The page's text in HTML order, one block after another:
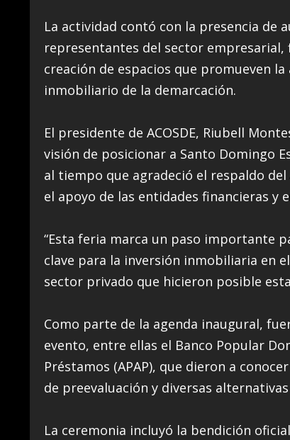
La actividad contó con la presencia de
representantes del sector
creación de espacios que promueven
inmobiliario de la demarcación.
El presidente de ACOSDE, Riubell
visión de posicionar a Santo Domingo
al tiempo que agradeció el respaldo
el apoyo de las entidades financieras y
“Esta feria marca un paso importante
clave para la inversión inmobiliaria en
sector privado que hicieron posible
Como parte de la agenda inaugural,
evento, entre ellas el Banco Popular
Préstamos (APAP), que dieron a
de preevaluación y diversas
La ceremonia incluyó la bendición